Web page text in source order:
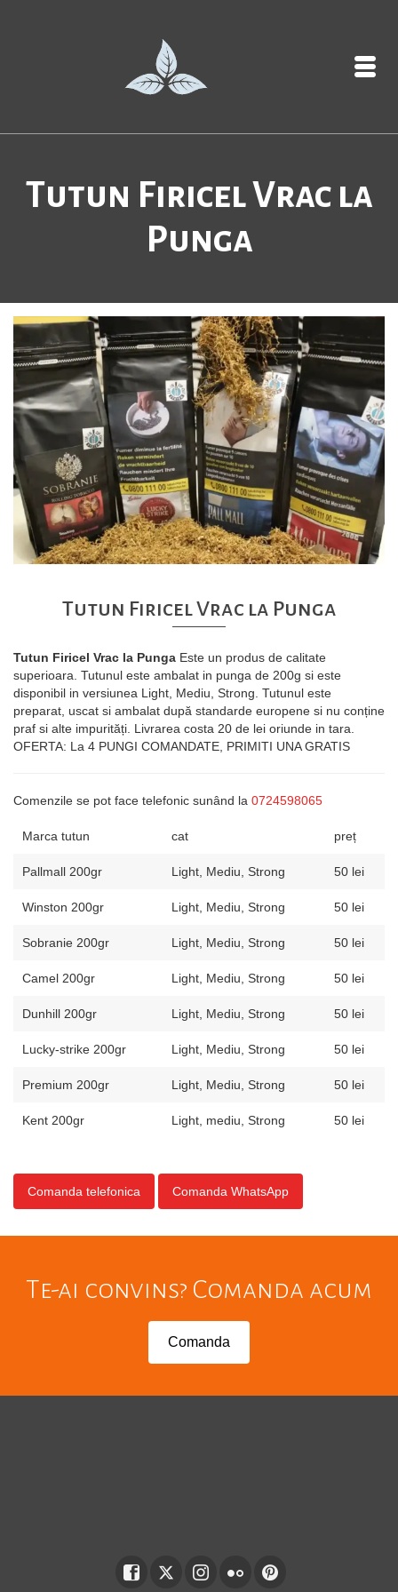
Tutun Firicel Vrac la
Punga
Tutun Firicel Vrac la Punga
Tutun Firicel Vrac la Punga Este un produs de calitate
superioara. Tutunul este ambalat in punga de 200g si este
disponibil in versiunea Light, Mediu, Strong. Tutunul este
preparat, uscat si ambalat după standarde europene si nu conține
praf si alte impurități. Livrarea costa 20 de lei oriunde in tara.
OFERTA: La 4 PUNGI COMANDATE, PRIMITI UNA GRATIS
Comenzile se pot face telefonic sunând la 0724598065
Marca tutun cat preț
Pallmall 200gr Light, Mediu, Strong 50 lei
Winston 200gr Light, Mediu, Strong 50 lei
Sobranie 200gr Light, Mediu, Strong 50 lei
Camel 200gr Light, Mediu, Strong 50 lei
Dunhill 200gr Light, Mediu, Strong 50 lei
Lucky-strike 200gr Light, Mediu, Strong 50 lei
Premium 200gr Light, Mediu, Strong 50 lei
Kent 200gr Light, mediu, Strong 50 lei
Comanda telefonica Comanda WhatsApp
Te-ai convins? Comanda acum
Comanda